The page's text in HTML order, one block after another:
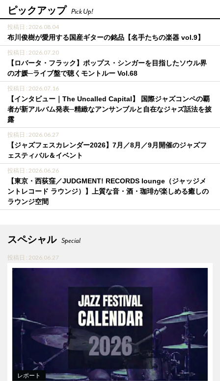
ピックアップ Pick Up!
投稿日 : 2026.08.04
布川俊樹が愛用する国産ギターの銘品【名手たちの楽器 vol.9】
投稿日 : 2026.07.20
【ロバータ・フラック】ポップス・シンガーを目指したソウル界
の才媛─ライブ盤で聴くモントルー Vol.68
投稿日 : 2026.07.16
【インタビュー｜The Uncalled Capital】 国際ジャズコンペの覇
者が新アルバム発表─精緻なアンサンブルと自在なジャズ話法を披
露
投稿日 : 2026.06.27
【ジャズフェスカレンダー2026】7月／8月／9月開催のジャズフ
ェスティバル＆イベント
投稿日 : 2026.06.26
【東京・西荻窪／JUDGMENT! RECORDS lounge（ジャッジメ
ントレコード ラウンジ）】上質な音・酒・珈琲が楽しめる癒しの
ラウンジ空間
スペシャル Special
投稿日 : 2026.06.27
レポート